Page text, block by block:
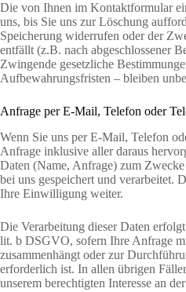
Die von Ihnen im Kontaktformular
uns, bis Sie uns zur Löschung
Speicherung widerrufen oder der
entfällt (z.B. nach abgeschlossener
Zwingende gesetzliche
Aufbewahrungsfristen – bleiben
Anfrage per E-Mail, Telefon oder
Wenn Sie uns per E-Mail, Telefon
Anfrage inklusive aller daraus
Daten (Name, Anfrage) zum
bei uns gespeichert und verarbeitet.
Ihre Einwilligung weiter.
Die Verarbeitung dieser Daten
lit. b DSGVO, sofern Ihre Anfrage
zusammenhängt oder zur
erforderlich ist. In allen übrigen
unserem berechtigten Interesse an